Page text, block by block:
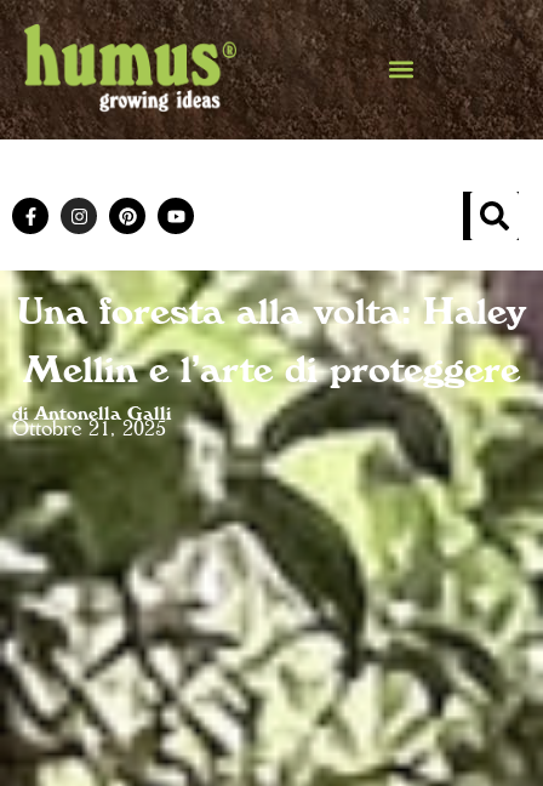
Una foresta alla volta: Haley
Mellin e l’arte di proteggere
di Antonella Galli
Ottobre 21, 2025